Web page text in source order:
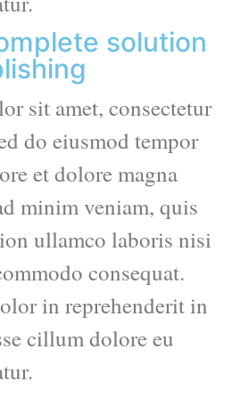
solution
sit amet, consectetur
do eiusmod tempor
et dolore magna
minim veniam, quis
ullamco laboris nisi
consequat.
in reprehenderit in
cillum dolore eu